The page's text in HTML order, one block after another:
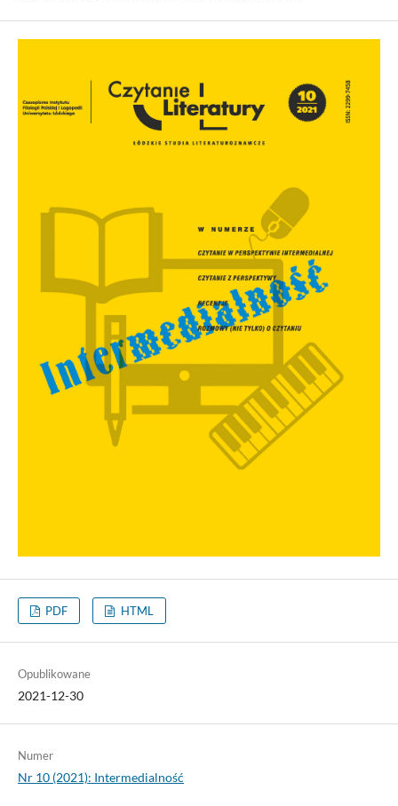
PDF HTML
Opublikowane
2021-12-30
Numer
Nr 10 (2021): Intermedialność